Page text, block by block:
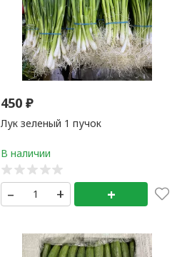
450 ₽
Лук зеленый 1 пучок
– + +